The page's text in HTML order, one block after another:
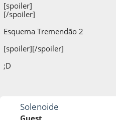
[spoiler]
[/spoiler]
Esquema Tremendão 2
[spoiler][/spoiler]
;D
Solenoide
Guest